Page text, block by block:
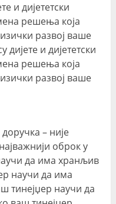
и дијететски
решења која
развој ваше
и дијететски
решења која
развој ваше
– није
оброк у
да има хранљив
научи да има
тинејџер научи да